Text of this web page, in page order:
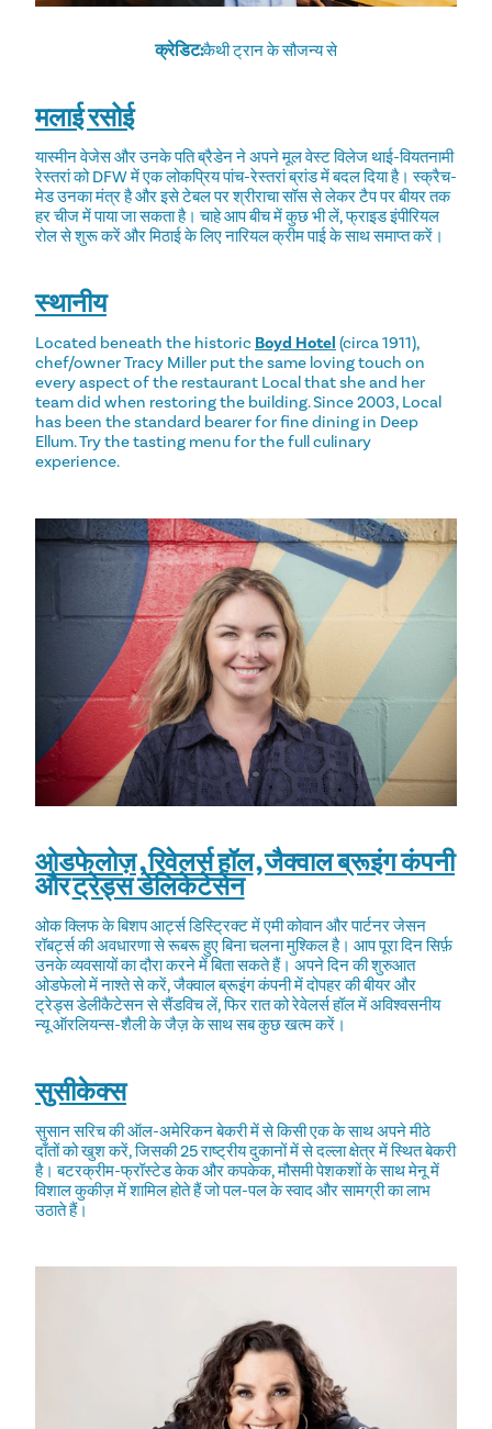
क्रेडिट:कैथी ट्रान के सौजन्य से
मलाई रसोई
यास्मीन वेजेस और उनके पति ब्रैडेन ने अपने मूल वेस्ट विलेज थाई-वियतनामी
रेस्तरां को DFW में एक लोकप्रिय पांच-रेस्तरां ब्रांड में बदल दिया है। स्क्रैच-
मेड उनका मंत्र है और इसे टेबल पर श्रीराचा सॉस से लेकर टैप पर बीयर तक
हर चीज में पाया जा सकता है। चाहे आप बीच में कुछ भी लें, फ्राइड इंपीरियल
रोल से शुरू करें और मिठाई के लिए नारियल क्रीम पाई के साथ समाप्त करें।
स्थानीय
Located beneath the historic Boyd Hotel (circa 1911),
chef/owner Tracy Miller put the same loving touch on
every aspect of the restaurant Local that she and her
team did when restoring the building. Since 2003, Local
has been the standard bearer for fine dining in Deep
Ellum. Try the tasting menu for the full culinary
experience.
ओडफेलोज़,रिवेलर्स हॉल,जैक्वाल ब्रूइंग कंपनी
औरट्रेड्स डेलिकेटेसेन
ओक क्लिफ के बिशप आर्ट्स डिस्ट्रिक्ट में एमी कोवान और पार्टनर जेसन
रॉबर्ट्स की अवधारणा से रूबरू हुए बिना चलना मुश्किल है। आप पूरा दिन सिर्फ़
उनके व्यवसायों का दौरा करने में बिता सकते हैं। अपने दिन की शुरुआत
ओडफेलो में नाश्ते से करें, जैक्वाल ब्रूइंग कंपनी में दोपहर की बीयर और
ट्रेड्स डेलीकैटेसन से सैंडविच लें, फिर रात को रेवेलर्स हॉल में अविश्वसनीय
न्यू ऑरलियन्स-शैली के जैज़ के साथ सब कुछ खत्म करें।
सुसीकेक्स
सुसान सरिच की ऑल-अमेरिकन बेकरी में से किसी एक के साथ अपने मीठे
दाँतों को खुश करें, जिसकी 25 राष्ट्रीय दुकानों में से दल्ला क्षेत्र में स्थित बेकरी
है। बटरक्रीम-फ्रॉस्टेड केक और कपकेक, मौसमी पेशकशों के साथ मेनू में
विशाल कुकीज़ में शामिल होते हैं जो पल-पल के स्वाद और सामग्री का लाभ
उठाते हैं।